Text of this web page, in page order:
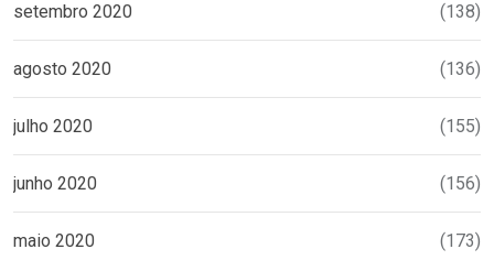
setembro 2020 (138)
agosto 2020 (136)
julho 2020 (155)
junho 2020 (156)
maio 2020 (173)